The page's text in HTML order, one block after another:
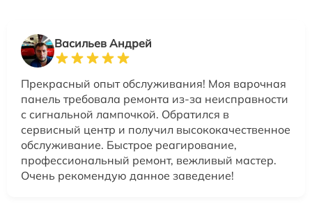
Васильев Андрей
Прекрасный опыт обслуживания! Моя варочная
панель требовала ремонта из-за неисправности
с сигнальной лампочкой. Обратился в
сервисный центр и получил высококачественное
обслуживание. Быстрое реагирование,
профессиональный ремонт, вежливый мастер.
Очень рекомендую данное заведение!